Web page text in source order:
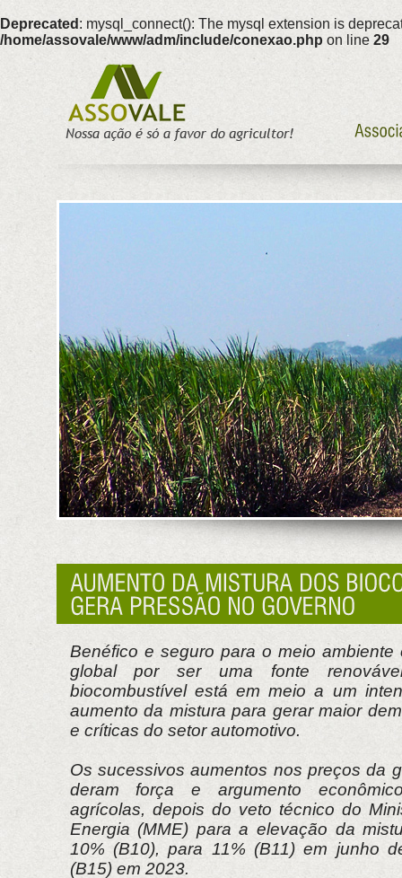
Deprecated : mysql_connect(): The mysql extension is
/home/assovale/www/adm/include/conexao.php on line 29
Benéfico e seguro para o meio ambiente
global por ser uma fonte
biocombustível está em meio a um
aumento da mistura para gerar maior
e críticas do setor automotivo.
Os sucessivos aumentos nos preços da
deram força e argumento
agrícolas, depois do veto técnico do
Energia (MME) para a elevação da
10% (B10), para 11% (B11) em junho
(B15) em 2023.